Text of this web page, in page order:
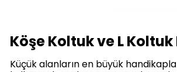
Köşe Koltuk ve L Koltuk
Küçük alanların en büyük